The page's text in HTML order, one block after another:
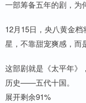
一部筹备五年的剧，为
12月15日，央八黄金
星，不靠甜宠爽感，而
这部剧就是《太平年》
历史——五代十国。
展开剩余91%